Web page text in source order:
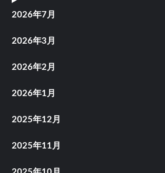
2026年7月
2026年3月
2026年2月
2026年1月
2025年12月
2025年11月